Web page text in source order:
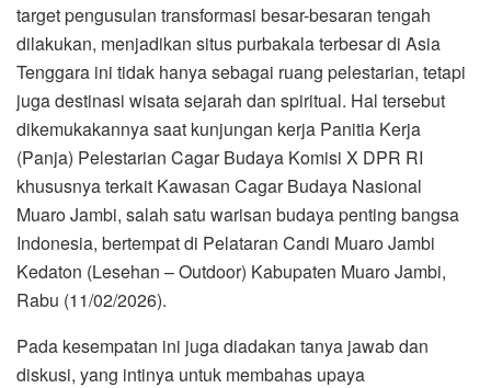
target pengusulan transformasi besar-besaran tengah
dilakukan, menjadikan situs purbakala terbesar di Asia
Tenggara ini tidak hanya sebagai ruang pelestarian, tetapi
juga destinasi wisata sejarah dan spiritual. Hal tersebut
dikemukakannya saat kunjungan kerja Panitia Kerja
(Panja) Pelestarian Cagar Budaya Komisi X DPR RI
khususnya terkait Kawasan Cagar Budaya Nasional
Muaro Jambi, salah satu warisan budaya penting bangsa
Indonesia, bertempat di Pelataran Candi Muaro Jambi
Kedaton (Lesehan – Outdoor) Kabupaten Muaro Jambi,
Rabu (11/02/2026).
Pada kesempatan ini juga diadakan tanya jawab dan
diskusi, yang intinya untuk membahas upaya